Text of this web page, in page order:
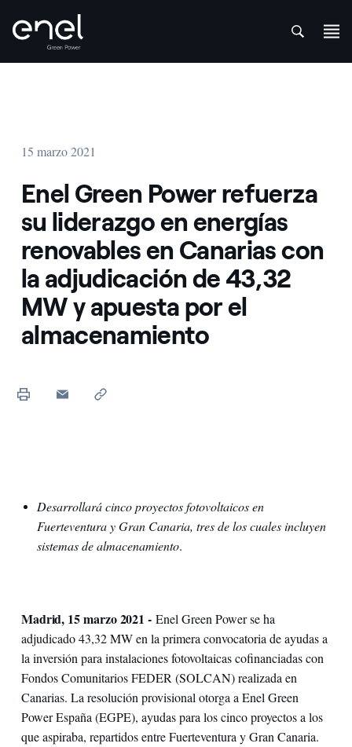
15 marzo 2021
Enel Green Power refuerza
su liderazgo en energías
renovables en Canarias con
la adjudicación de 43,32
MW y apuesta por el
almacenamiento
Desarrollará cinco proyectos fotovoltaicos en
Fuerteventura y Gran Canaria, tres de los cuales incluyen
sistemas de almacenamiento.
Madrid, 15 marzo 2021 - Enel Green Power se ha
adjudicado 43,32 MW en la primera convocatoria de ayudas a
la inversión para instalaciones fotovoltaicas cofinanciadas con
Fondos Comunitarios FEDER (SOLCAN) realizada en
Canarias. La resolución provisional otorga a Enel Green
Power España (EGPE), ayudas para los cinco proyectos a los
que aspiraba, repartidos entre Fuerteventura y Gran Canaria.